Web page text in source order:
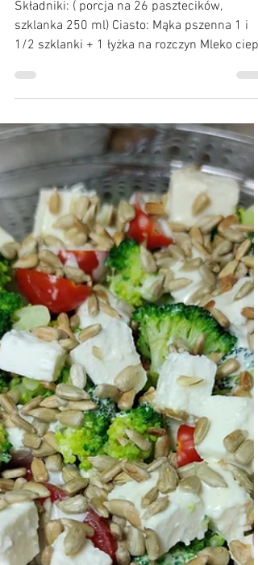
szpinakiem, mozzarellą i
suszonymi pomidorami
Składniki: ( porcja na 26 pasztecików,
1/2...